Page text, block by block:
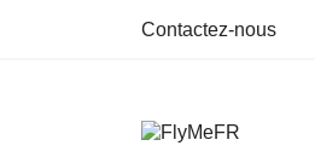
Contactez-nous